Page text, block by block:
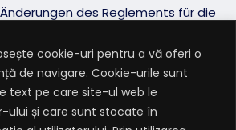
cookie-uri pentru a vă oferi o
de navigare. Cookie-urile sunt
text pe care site-ul web le
ului și care sunt stocate în
des Reglements für die
der Doktorandenschule
an der Fakultät für
wurde genehmigt